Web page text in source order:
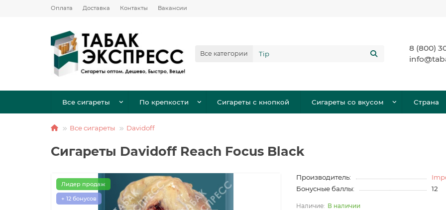
Оплата Доставка Контакты Вакансии
Все категории
8 (800)
Все сигареты По крепкости Сигареты с кнопкой Сигареты со вкусом Страна
Все сигареты Davidoff
Сигареты Davidoff Reach Focus Black
Лидер продаж
+ 12 бонусов
Производитель:
Бонусные баллы:
12
В наличии